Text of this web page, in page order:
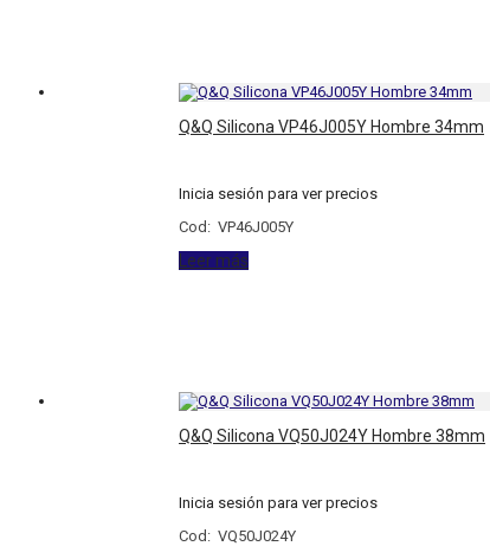
Q&Q Silicona VP46J005Y Hombre 34mm
Inicia sesión para ver precios
Cod: VP46J005Y
Leer más
Q&Q Silicona VQ50J024Y Hombre 38mm
Inicia sesión para ver precios
Cod: VQ50J024Y